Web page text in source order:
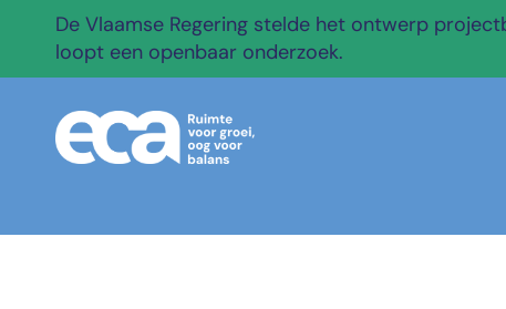
De Vlaamse Regering stelde het ontwerp
loopt een openbaar onderzoek.